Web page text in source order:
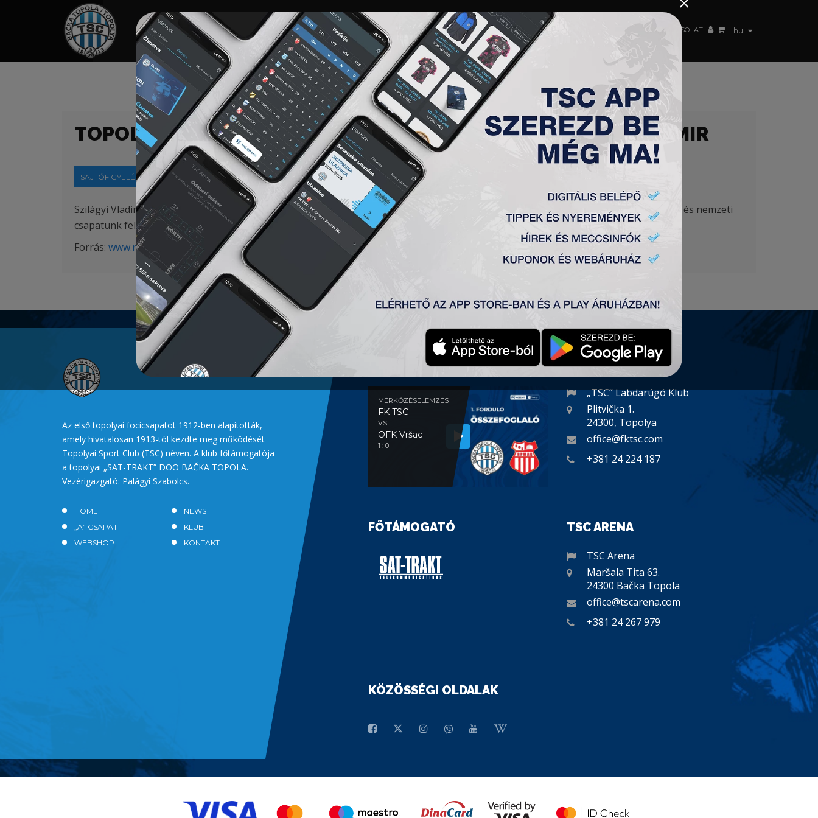
hu
HOME TÁMOGATÓK NEWS GALÉRIA „A” CSAPAT TAGSÁG JEGYEK AKKREDITÁCIÓ KLUB AKADÉMIA NŐI CSAPAT KAPCSOLAT
TOPOLYA: MAGYAR VÁLOGATOTT? ÖRÖMMEL – SZILÁGYI VLADIMIR
SAJTÓFIGYELÉS 2020-06-03
Szilágyi Vladimir, a szerb élvonalban újonc Topolya SC támadója vezeti a mesterlövészek listáját, de innen is feljebb vágyik, az NB I-re és nemzeti
csapatunk felé egyaránt nyitna.
Forrás: www.nemzetisport.hu
Az első topolyai focicsapatot 1912-ben alapították,
amely hivatalosan 1913-tól kezdte meg működését
Topolyai Sport Club (TSC) néven. A klub főtámogatója
a topolyai „SAT-TRAKT” DOO BAČKA TOPOLA.
Vezérigazgató: Palágyi Szabolcs.
HOME
NEWS
„A” CSAPAT
KLUB
WEBSHOP
KONTAKT
MÉRKŐZÉSELEMZÉS
MÉRKŐZÉSELEMZÉS
FK TSC
VS
OFK Vršac
1 : 0
KAPCSOLAT
„TSC” Labdarúgó Klub
Plitvička 1.
24300, Topolya
office@fktsc.com
+381 24 224 187
FŐTÁMOGATÓ TSC ARENA
TSC Arena
Maršala Tita 63.
24300 Bačka Topola
office@tscarena.com
+381 24 267 979
KÖZÖSSÉGI OLDALAK